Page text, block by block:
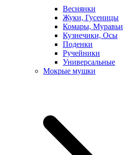
Веснянки
Жуки, Гусеницы
Комары, Муравьи
Кузнечики, Осы
Поденки
Ручейники
Универсальные
Мокрые мушки